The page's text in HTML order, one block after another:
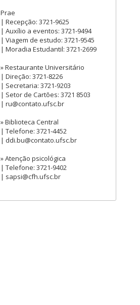
Prae
| Recepção: 3721-9625
| Auxílio a eventos: 3721-9494
| Viagem de estudo: 3721-9545
| Moradia Estudantil: 3721-2699
» Restaurante Universitário
| Direção: 3721-8226
| Secretaria: 3721-9203
| Setor de Cartões: 3721 8503
| ru@contato.ufsc.br
» Biblioteca Central
| Telefone: 3721-4452
| ddi.bu@contato.ufsc.br
» Atenção psicológica
| Telefone: 3721-9402
| sapsi@cfh.ufsc.br